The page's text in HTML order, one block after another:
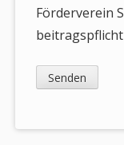
Förderverein